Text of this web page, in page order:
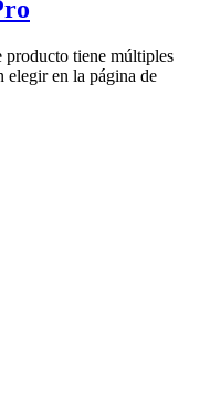
producto tiene múltiples
elegir en la página de